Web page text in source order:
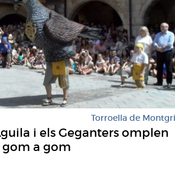
Torroella de Montgrí
i els Geganters omplen
a gom